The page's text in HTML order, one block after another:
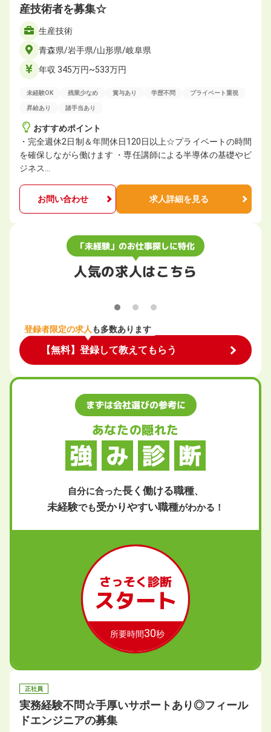
産技術者を募集☆
生産技術
青森県/岩手県/山形県/岐阜県
年収 345万円~533万円
未経験OK 残業少なめ 賞与あり 学歴不問 プライベート重視
昇給あり 諸手当あり
おすすめポイント
・完全週休2日制＆年間休日120日以上☆プライベートの時間
を確保しながら働けます ・専任講師による半導体の基礎やビ
ジネス…
お問い合わせ 求人詳細を見る
「未経験」のお仕事探しに特化
人気の求人はこちら
登録者限定の求人も多数あります
【無料】登録して教えてもらう
まずは会社選びの参考に
あなたの隠れた
強 み 診 断
自分に合った長く働ける職種、
未経験でも受かりやすい職種がわかる！
さっそく診断
スタート
所要時間30秒
正社員
実務経験不問☆手厚いサポートあり◎フィール
ドエンジニアの募集